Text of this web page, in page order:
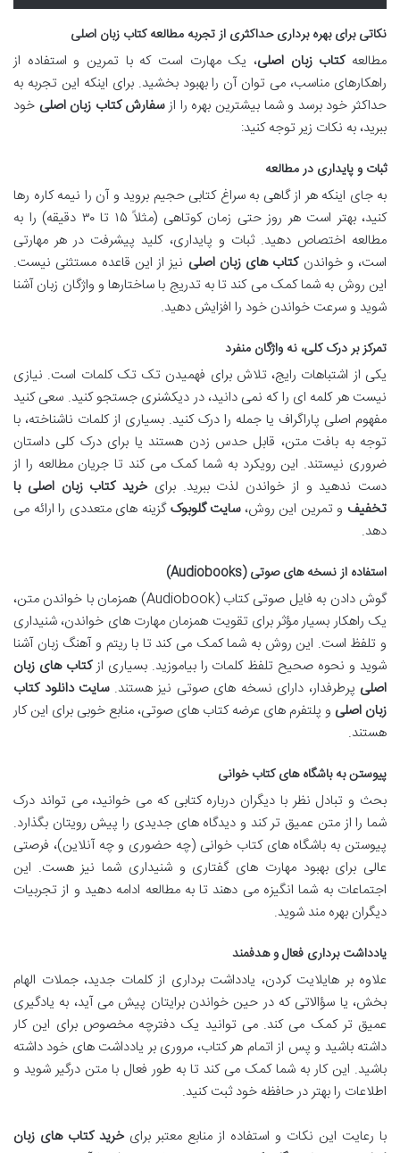
نکاتی برای بهره برداری حداکثری از تجربه مطالعه کتاب زبان اصلی
مطالعهکتاب زبان اصلی، یک مهارت است که با تمرین و استفاده از
راهکارهای مناسب، می توان آن را بهبود بخشید. برای اینکه این تجربه به
حداکثر خود برسد و شما بیشترین بهره را ازسفارش کتاب زبان اصلی خود
ببرید، به نکات زیر توجه کنید:
ثبات و پایداری در مطالعه
به جای اینکه هر از گاهی به سراغ کتابی حجیم بروید و آن را نیمه کاره رها
کنید، بهتر است هر روز حتی زمان کوتاهی (مثلاً ۱۵ تا ۳۰ دقیقه) را به
مطالعه اختصاص دهید. ثبات و پایداری، کلید پیشرفت در هر مهارتی
است، و خواندنکتاب های زبان اصلی نیز از این قاعده مستثنی نیست.
این روش به شما کمک می کند تا به تدریج با ساختارها و واژگان زبان آشنا
شوید و سرعت خواندن خود را افزایش دهید.
تمرکز بر درک کلی، نه واژگان منفرد
یکی از اشتباهات رایج، تلاش برای فهمیدن تک تک کلمات است. نیازی
نیست هر کلمه ای را که نمی دانید، در دیکشنری جستجو کنید. سعی کنید
مفهوم اصلی پاراگراف یا جمله را درک کنید. بسیاری از کلمات ناشناخته، با
توجه به بافت متن، قابل حدس زدن هستند یا برای درک کلی داستان
ضروری نیستند. این رویکرد به شما کمک می کند تا جریان مطالعه را از
دست ندهید و از خواندن لذت ببرید. برایخرید کتاب زبان اصلی با
تخفیف و تمرین این روش،سایت گلوبوکگزینه های متعددی را ارائه می
دهد.
استفاده از نسخه های صوتی (Audiobooks)
گوش دادن به فایل صوتی کتاب (Audiobook) همزمان با خواندن متن،
یک راهکار بسیار مؤثر برای تقویت همزمان مهارت های خواندن، شنیداری
و تلفظ است. این روش به شما کمک می کند تا با ریتم و آهنگ زبان آشنا
شوید و نحوه صحیح تلفظ کلمات را بیاموزید. بسیاری ازکتاب های زبان
اصلی پرطرفدار، دارای نسخه های صوتی نیز هستند.سایت دانلود کتاب
زبان اصلی و پلتفرم های عرضه کتاب های صوتی، منابع خوبی برای این کار
هستند.
پیوستن به باشگاه های کتاب خوانی
بحث و تبادل نظر با دیگران درباره کتابی که می خوانید، می تواند درک
شما را از متن عمیق تر کند و دیدگاه های جدیدی را پیش رویتان بگذارد.
پیوستن به باشگاه های کتاب خوانی (چه حضوری و چه آنلاین)، فرصتی
عالی برای بهبود مهارت های گفتاری و شنیداری شما نیز هست. این
اجتماعات به شما انگیزه می دهند تا به مطالعه ادامه دهید و از تجربیات
دیگران بهره مند شوید.
یادداشت برداری فعال و هدفمند
علاوه بر هایلایت کردن، یادداشت برداری از کلمات جدید، جملات الهام
بخش، یا سؤالاتی که در حین خواندن برایتان پیش می آید، به یادگیری
عمیق تر کمک می کند. می توانید یک دفترچه مخصوص برای این کار
داشته باشید و پس از اتمام هر کتاب، مروری بر یادداشت های خود داشته
باشید. این کار به شما کمک می کند تا به طور فعال با متن درگیر شوید و
اطلاعات را بهتر در حافظه خود ثبت کنید.
با رعایت این نکات و استفاده از منابع معتبر برایخرید کتاب های زبان